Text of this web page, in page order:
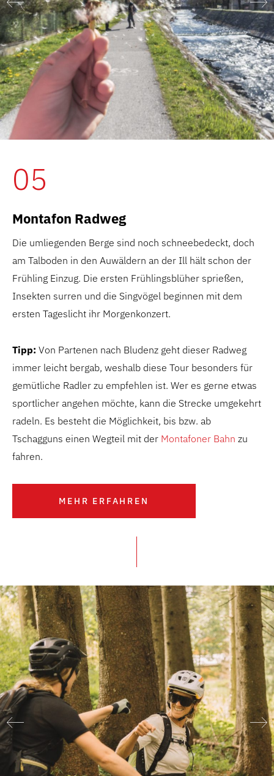
05
Montafon Radweg
Die umliegenden Berge sind noch schneebedeckt, doch
am Talboden in den Auwäldern an der Ill hält schon der
Frühling Einzug. Die ersten Frühlingsblüher sprießen,
Insekten surren und die Singvögel beginnen mit dem
ersten Tageslicht ihr Morgenkonzert.
Tipp: Von Partenen nach Bludenz geht dieser Radweg
immer leicht bergab, weshalb diese Tour besonders für
gemütliche Radler zu empfehlen ist. Wer es gerne etwas
sportlicher angehen möchte, kann die Strecke umgekehrt
radeln. Es besteht die Möglichkeit, bis bzw. ab
Tschagguns einen Wegteil mit der Montafoner Bahn zu
fahren.
MEHR ERFAHREN